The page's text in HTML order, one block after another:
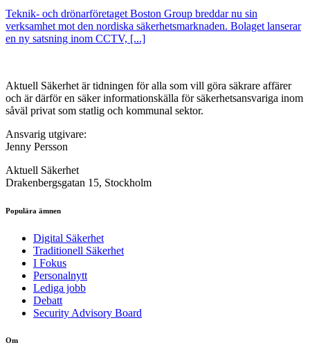
Teknik- och drönarföretaget Boston Group breddar nu sin
verksamhet mot den nordiska säkerhetsmarknaden. Bolaget lanserar
en ny satsning inom CCTV, [...]
Aktuell Säkerhet är tidningen för alla som vill göra säkrare affärer
och är därför en säker informationskälla för säkerhets­ansvariga inom
såväl privat som statlig och kommunal sektor.
Ansvarig utgivare:
Jenny Persson
Aktuell Säkerhet
Drakenbergsgatan 15, Stockholm
Populära ämnen
Digital Säkerhet
Traditionell Säkerhet
I Fokus
Personalnytt
Lediga jobb
Debatt
Security Advisory Board
Om